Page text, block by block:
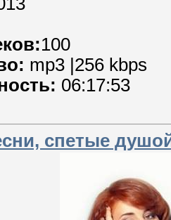
100
mp3 |256 kbps
06:17:53
спетые